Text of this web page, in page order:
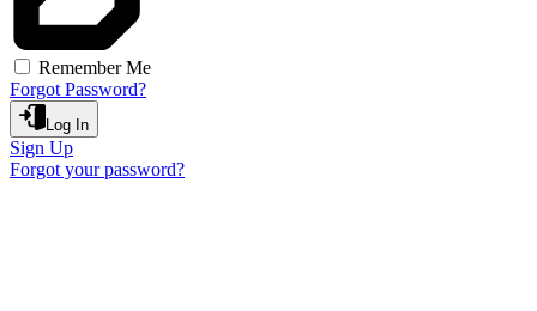
Remember Me
Forgot Password?
Log In
Sign Up
Forgot your password?